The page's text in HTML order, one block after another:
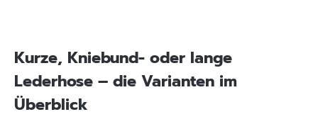
Kurze, Kniebund- oder lange
Lederhose – die Varianten im
Überblick